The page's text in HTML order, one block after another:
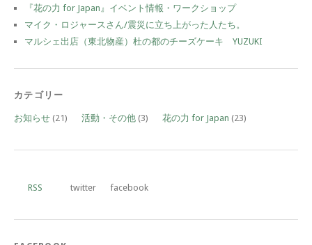
『花の力 for Japan』イベント情報・ワークショップ
マイク・ロジャースさん/震災に立ち上がった人たち。
マルシェ出店（東北物産）杜の都のチーズケーキ YUZUKI
カテゴリー
お知らせ (21) 活動・その他 (3) 花の力 for Japan (23)
RSS twitter facebook